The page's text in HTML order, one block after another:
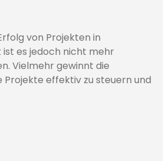
von Projekten in
es jedoch nicht mehr
Vielmehr gewinnt die
effektiv zu steuern und